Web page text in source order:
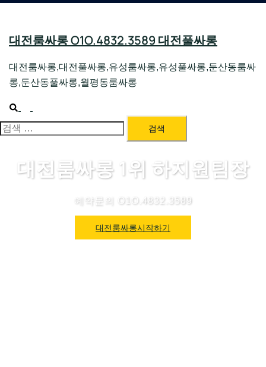
대전룸싸롱 O1O.4832.3589 대전풀싸롱
대전룸싸롱,대전풀싸롱,유성룸싸롱,유성풀싸롱,둔산동룸싸
롱,둔산동풀싸롱,월평동룸싸롱
Search
menu
검
대전룸싸롱 1위 하지원팀장
예약문의 O1O.4832.3589
대전룸싸롱시작하기